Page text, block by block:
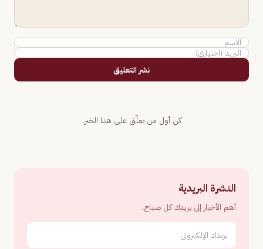
نشر التعليق
كن أول من يعلّق على هذا الخبر.
النشرة البريدية
أهم الأخبار إلى بريدك كل صباح.